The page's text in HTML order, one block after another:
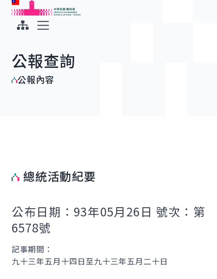
跳到主要內容
中華民國總統府
公報查詢
公報內容
總統活動紀要
公布日期：93年05月26日 號次：第
6578號
記事期間：
九十三年五月十四日至九十三年五月二十日